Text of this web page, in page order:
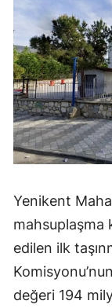
Yenikent
mahsuplaşma
edilen ilk
değeri 194